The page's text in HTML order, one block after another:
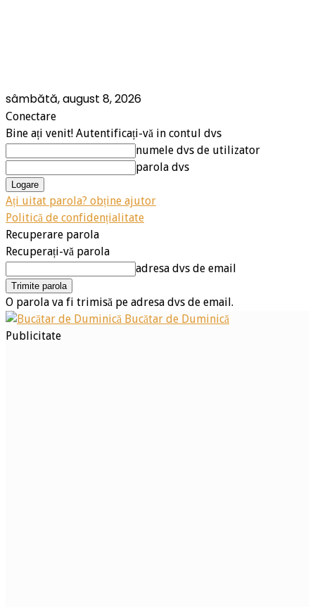
sâmbătă, august 8, 2026
Conectare
Bine ați venit! Autentificați-vă in contul dvs
numele dvs de utilizator
parola dvs
Ați uitat parola? obține ajutor
Politică de confidențialitate
Recuperare parola
Recuperați-vă parola
adresa dvs de email
O parola va fi trimisă pe adresa dvs de email.
Bucătar de Duminică
Publicitate